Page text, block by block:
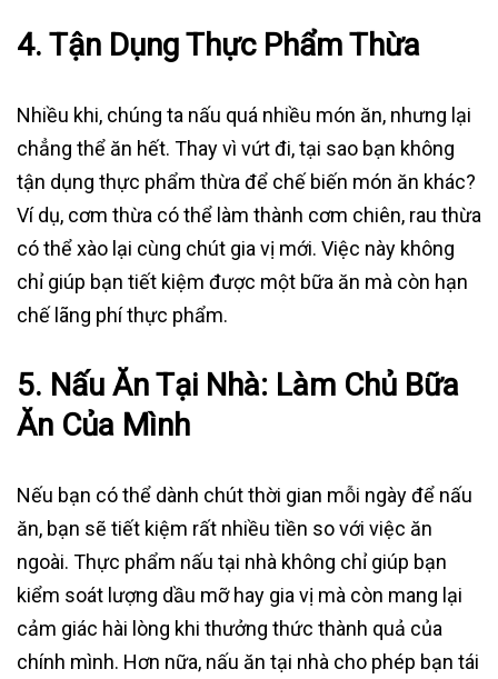
4. Tận Dụng Thực Phẩm Thừa
Nhiều khi, chúng ta nấu quá nhiều món ăn, nhưng lại
chẳng thể ăn hết. Thay vì vứt đi, tại sao bạn không
tận dụng thực phẩm thừa để chế biến món ăn khác?
Ví dụ, cơm thừa có thể làm thành cơm chiên, rau thừa
có thể xào lại cùng chút gia vị mới. Việc này không
chỉ giúp bạn tiết kiệm được một bữa ăn mà còn hạn
chế lãng phí thực phẩm.
5. Nấu Ăn Tại Nhà: Làm Chủ Bữa
Ăn Của Mình
Nếu bạn có thể dành chút thời gian mỗi ngày để nấu
ăn, bạn sẽ tiết kiệm rất nhiều tiền so với việc ăn
ngoài. Thực phẩm nấu tại nhà không chỉ giúp bạn
kiểm soát lượng dầu mỡ hay gia vị mà còn mang lại
cảm giác hài lòng khi thưởng thức thành quả của
chính mình. Hơn nữa, nấu ăn tại nhà cho phép bạn tái